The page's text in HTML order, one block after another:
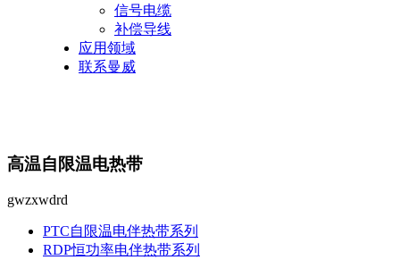
信号电缆
补偿导线
应用领域
联系曼威
高温自限温电热带
gwzxwdrd
PTC自限温电伴热带系列
RDP恒功率电伴热带系列